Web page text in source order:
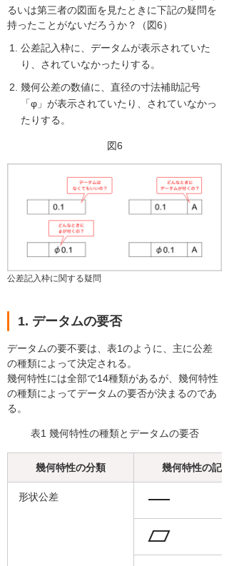
るいは第三者の図面を見たときに下記の疑問を
持ったことがないだろうか？（図6）
公差記入枠に、データムが表示されていた
り、されていなかったりする。
幾何公差の数値に、直径の寸法補助記号
「φ」が表示されていたり、されていなかっ
たりする。
図6
公差記入枠に関する疑問
1. データムの要否
データムの要不要は、表1のように、主に公差
の種類によって決定される。
幾何特性には全部で14種類があるが、幾何特性
の種類によってデータムの要否が決まるのであ
る。
表1 幾何特性の種類とデータムの要否
幾何特性の分類 幾何特性の記号
形状公差